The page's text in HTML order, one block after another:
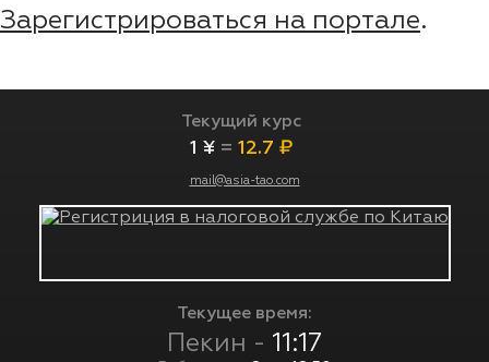
Зарегистрироваться на портале.
Текущий курс
1 ¥ = 12.7 ₽
mail@asia-tao.com
Текущее время:
Пекин - 11:17